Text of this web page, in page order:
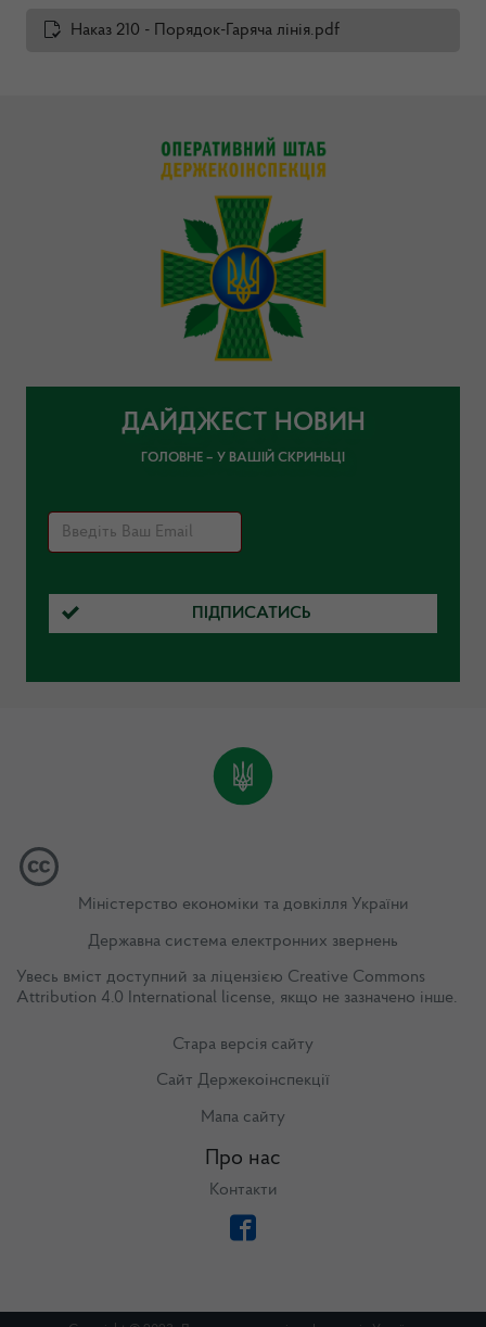
Наказ 210 - Порядок-Гаряча лінія.pdf
ДАЙДЖЕСТ НОВИН
ГОЛОВНЕ – У ВАШІЙ СКРИНЬЦІ
ПІДПИСАТИСЬ
Міністерство економіки та довкілля України
Державна система електронних звернень
Увесь вміст доступний за ліцензією Creative Commons
Attribution 4.0 International license, якщо не зазначено інше.
Стара версія сайту
Сайт Держекоінспекції
Мапа сайту
Про нас
Контакти